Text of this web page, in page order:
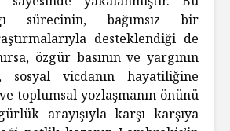
sürecinin, bağımsız bir
desteklendiği de
özgür basının ve yargının
sosyal vicdanın hayatiliğine
toplumsal yozlaşmanın önünü
arayışıyla karşı karşıya